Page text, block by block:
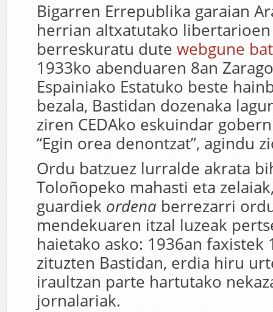
Bigarren Errepublika garaian
herrian altxatutako
berreskuratu dute webgune
1933ko abenduaren 8an
Espainiako Estatuko beste
bezala, Bastidan dozenaka
ziren CEDAko eskuindar
“Egin orea denontzat”, agindu
Ordu batzuez lurralde akrata
Toloñopeko mahasti eta
guardiek ordena berrezarri
mendekuaren itzal luzeak
haietako asko: 1936an faxistek
zituzten Bastidan, erdia hiru
iraultzan parte hartutako
jornalariak.